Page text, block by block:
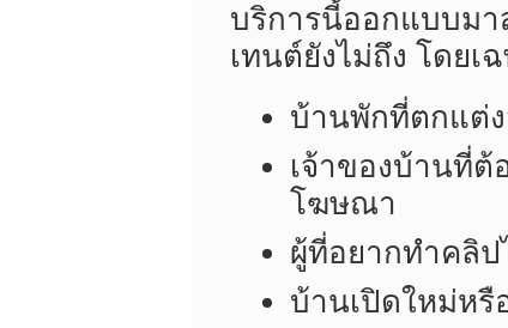
บริการนี้ออกแบบมา
เทนต์ยังไม่ถึง โดยเ
บ้านพักที่ตกแต่ง
เจ้าของบ้านที่
โฆษณา
ผู้ที่อยากทำคลิป
บ้านเปิดใหม่หรื